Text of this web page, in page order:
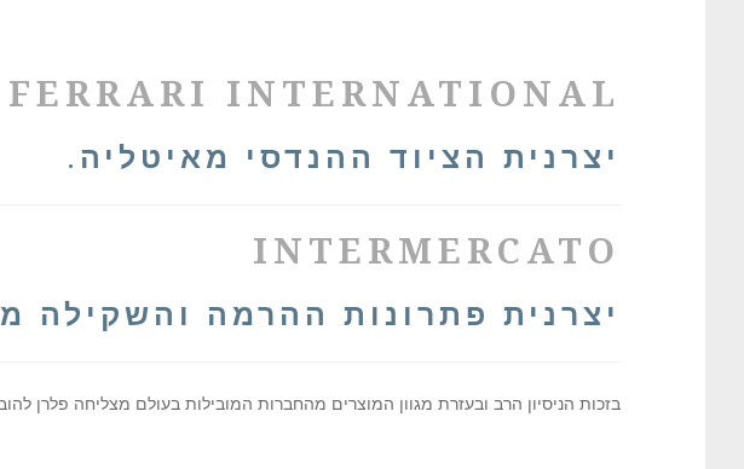
FERRARI INTERNATIONAL
יצרנית הציוד ההנדסי מאיטליה .
INTERMERCATO
יצרנית פתרונות ההרמה והשקילה
בזכות הניסיון הרב ובעזרת מגוון המוצרים מהחברות המובילות בעולם מצליחה פלרן